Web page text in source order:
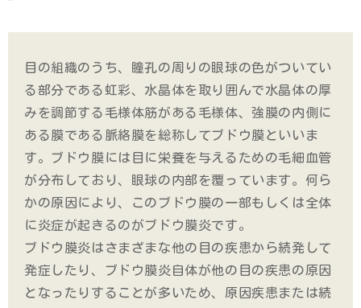
目の組織のうち、瞳孔の周りの眼球の色がついてい
る部分である虹彩、水晶体を取り囲んで水晶体の厚
みを調節する毛様体筋がある毛様体、強膜の内側に
ある膜である脈絡膜を総称してブドウ膜といいま
す。ブドウ膜には目に栄養を与えるための毛細血管
が分布しており、眼球の内部を覆っています。何ら
かの原因により、このブドウ膜の一部もしくは全体
に炎症が起きるのがブドウ膜炎です。
ブドウ膜炎はさまざまな他の目の疾患から続発して
発症したり、ブドウ膜炎自体が他の目の疾患の原因
となったりすることが多いため、原因疾患または続